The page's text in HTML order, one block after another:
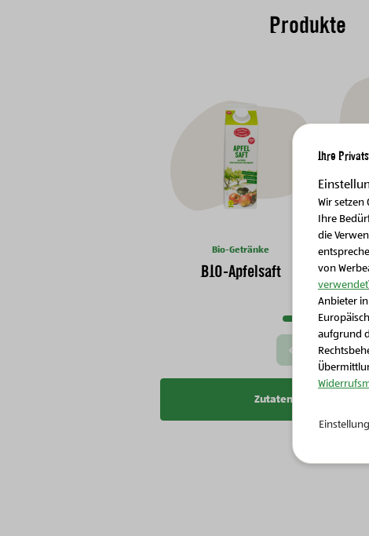
Produkte
Bio-Getränke
BIO-Apfelsaft
Vorherige Slide
Nächste Slide
Zutatenliste kopieren
Ihre
Wir setzen
Ihre
die
von
verwendet
Anbieter
aufgrund